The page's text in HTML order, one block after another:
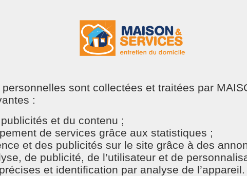
vos besoins
un quotidien plus serein !
pour entretenir votre intérieur avec soin : nettoyage des
besoins et à vos habitudes de vie. Ils peuvent également
occuper.
courant de votre jardin : tonte de pelouse, taille de
de vos surfaces vitrées et de vos extérieurs pour leur
sont collectées et traitées par
:
et du contenu ;
de services grâce aux statistiques ;
et des publicités sur le site grâce à des
de publicité, de l’utilisateur et de
et identification par analyse de l’appareil.